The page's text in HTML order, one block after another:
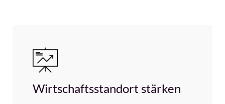
Wirtschaftsstandort stärken